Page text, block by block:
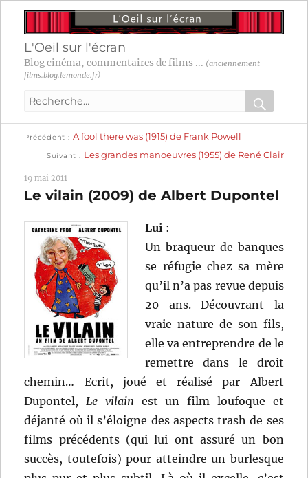
L'Oeil sur l'écran
Blog cinéma, commentaires de films ... (anciennement
films.blog.lemonde.fr)
Recherche
:
OK
Navigation
l’article
Précédent
précédente :
A fool there was (1915) de Frank Powell
Suivant
suivante :
Les grandes manoeuvres (1955) de René Clair
19 mai 2011
Le vilain (2009) de Albert Dupontel
Lui :
Un braqueur de banques
se réfugie chez sa mère
qu’il n’a pas revue depuis
20 ans. Découvrant la
vraie nature de son fils,
elle va entreprendre de le
remettre dans le droit
chemin… Ecrit, joué et réalisé par Albert
Dupontel,Le vilain est un film loufoque et
déjanté où il s’éloigne des aspects trash de ses
films précédents (qui lui ont assuré un bon
succès, toutefois) pour atteindre un burlesque